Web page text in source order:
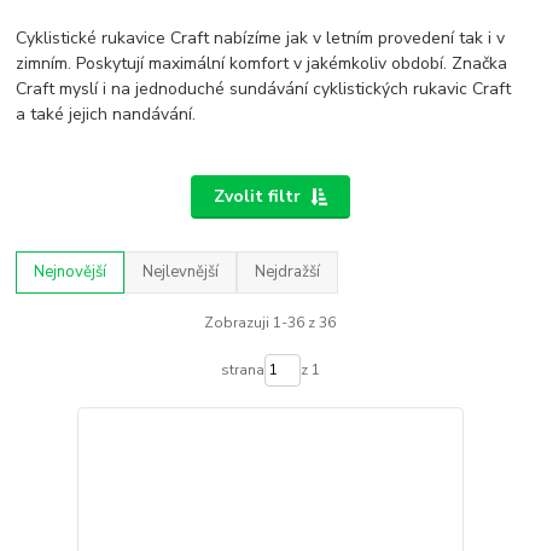
Cyklistické rukavice Craft nabízíme jak v letním provedení tak i v
zimním. Poskytují maximální komfort v jakémkoliv období. Značka
Craft myslí i na jednoduché sundávání cyklistických rukavic Craft
a také jejich nandávání.
Zvolit filtr
Nejnovější Nejlevnější Nejdražší
Zobrazuji 1-36 z 36
strana z 1